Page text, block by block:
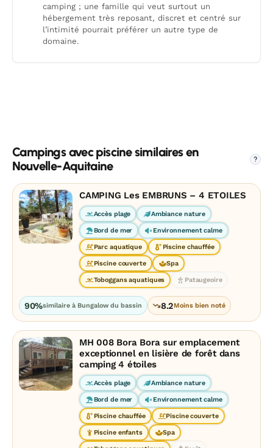
camping ; une famille qui veut surtout un
hébergement très reposant, discret et centré sur
l’intimité pourrait préférer un autre type de
domaine.
Campings avec piscine similaires en
Nouvelle-Aquitaine
?
CAMPING Les EMBRUNS – 4 ETOILES
Accès plage Ambiance nature
Bord de mer Environnement calme
Parc aquatique Piscine chauffée
Piscine couverte Spa
Toboggans aquatiques Pataugeoire
90%similaire à Bungalow du bassin 8.2Moins bien noté
MH 008 Bora Bora sur emplacement
exceptionnel en lisière de forêt dans
camping 4 étoiles
Accès plage Ambiance nature
Bord de mer Environnement calme
Piscine chauffée Piscine couverte
Piscine enfants Spa